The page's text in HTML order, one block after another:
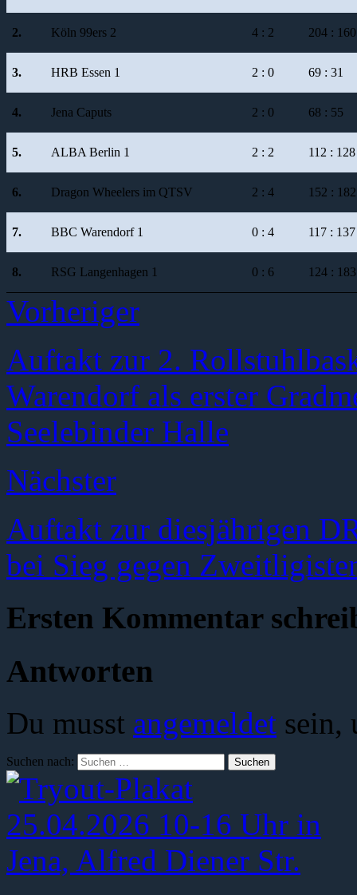
2. Köln 99ers 2 4 : 2 204 : 160
3. HRB Essen 1 2 : 0 69 : 31
4. Jena Caputs 2 : 0 68 : 55
5. ALBA Berlin 1 2 : 2 112 : 128
6. Dragon Wheelers im QTSV 2 : 4 152 : 182
7. BBC Warendorf 1 0 : 4 117 : 137
8. RSG Langenhagen 1 0 : 6 124 : 183
Vorheriger
Auftakt zur 2.
Warendorf als erster
Seelebinder Halle
Nächster
Auftakt zur diesjährigen
bei Sieg gegen
Ersten Kommentar
Antworten
Du musst angemeldet sein,
Suchen nach: